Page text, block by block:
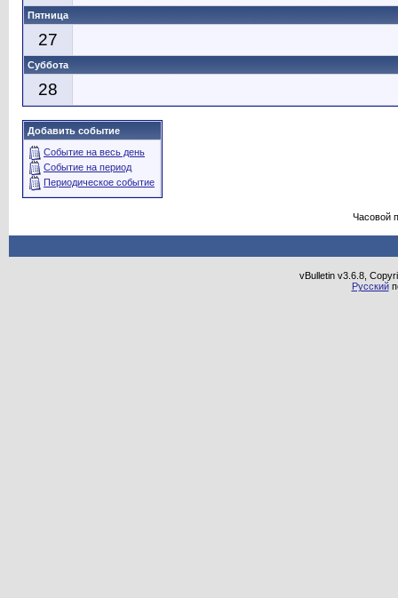
Пятница
27
Суббота
28
Добавить событие
Событие на весь день
Событие на период
Периодическое событие
Часовой
vBulletin v3.6.8,
Русский